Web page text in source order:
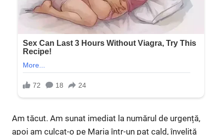
Am tăcut. Am sunat imediat la numărul de urgență,
apoi am culcat-o pe Maria într-un pat cald, învelită